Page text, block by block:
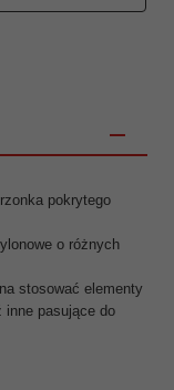
pokrytego
o różnych
stosować elementy
inne pasujące do